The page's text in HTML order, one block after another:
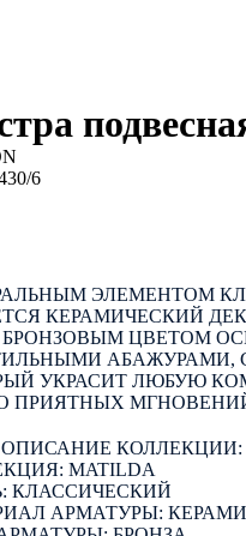
6
ЭЛЕМЕНТОМ
КЕРАМИЧЕСКИЙ
БРОНЗОВЫМ ЦВЕТОМ
АБАЖУРАМИ,
УКРАСИТ ЛЮБУЮ
ПРИЯТНЫХ
MATILDA
КЛАССИЧЕСКИЙ
АРМАТУРЫ: